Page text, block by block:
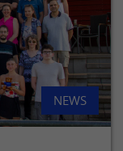
NEWS
die
Nutzers.